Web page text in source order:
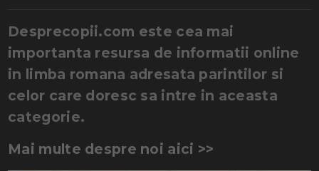
Desprecopii.com este cea mai
importanta resursa de informatii online
in limba romana adresata parintilor si
celor care doresc sa intre in aceasta
categorie.
Mai multe despre noi aici >>